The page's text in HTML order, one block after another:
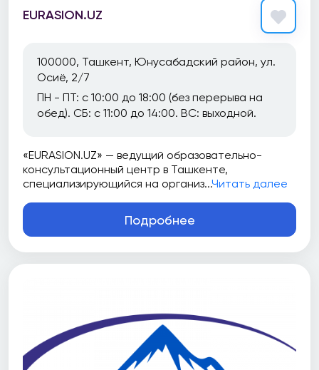
EURASION.UZ
100000, Ташкент, Юнусабадский район, ул.
Осиё, 2/7
ПН - ПТ: с 10:00 до 18:00 (без перерыва на
обед). СБ: с 11:00 до 14:00. ВС: выходной.
«EURASION.UZ» — ведущий образовательно-
консультационный центр в Ташкенте,
специализирующийся на организ...Читать далее
Подробнее